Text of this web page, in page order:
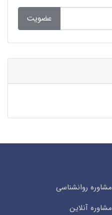
عضویت
مشاوره روانشناسی
مشاوره آنلاین